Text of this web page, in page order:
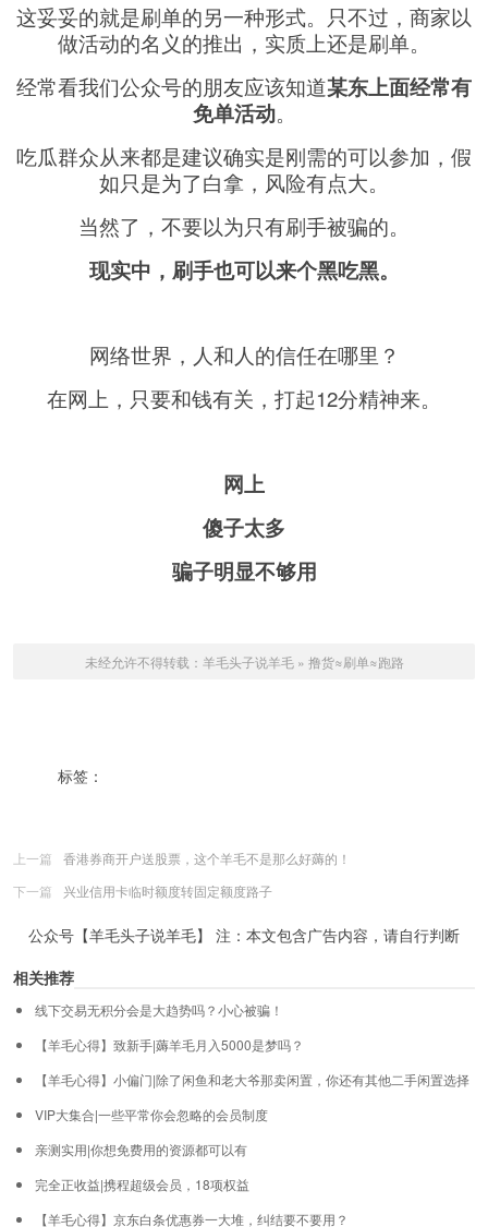
这妥妥的就是刷单的另一种形式。只不过，商家以
做活动的名义的推出，实质上还是刷单。
经常看我们公众号的朋友应该知道某东上面经常有
免单活动。
吃瓜群众从来都是建议确实是刚需的可以参加，假
如只是为了白拿，风险有点大。
当然了，不要以为只有刷手被骗的。
现实中，刷手也可以来个黑吃黑。
网络世界，人和人的信任在哪里？
在网上，只要和钱有关，打起12分精神来。
网上
傻子太多
骗子明显不够用
未经允许不得转载： 羊毛头子说羊毛» 撸货≈刷单≈跑路
标签：
上一篇
香港券商开户送股票，这个羊毛不是那么好薅的！
下一篇
兴业信用卡临时额度转固定额度路子
公众号【羊毛头子说羊毛】 注：本文包含广告内容，请自行判断
相关推荐
线下交易无积分会是大趋势吗？小心被骗！
【羊毛心得】致新手|薅羊毛月入5000是梦吗？
【羊毛心得】小偏门|除了闲鱼和老大爷那卖闲置，你还有其他二手闲置选择
VIP大集合|一些平常你会忽略的会员制度
亲测实用|你想免费用的资源都可以有
完全正收益|携程超级会员，18项权益
【羊毛心得】京东白条优惠券一大堆，纠结要不要用？